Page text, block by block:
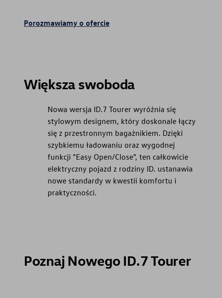
Porozmawiamy o ofercie
Większa swoboda
Nowa wersja ID.7 Tourer wyróżnia się
stylowym designem, który doskonale łączy
się z przestronnym bagażnikiem. Dzięki
szybkiemu ładowaniu oraz wygodnej
funkcji "Easy Open/Close", ten całkowicie
elektryczny pojazd z rodziny ID. ustanawia
nowe standardy w kwestii komfortu i
praktyczności.
Poznaj Nowego ID.7 Tourer